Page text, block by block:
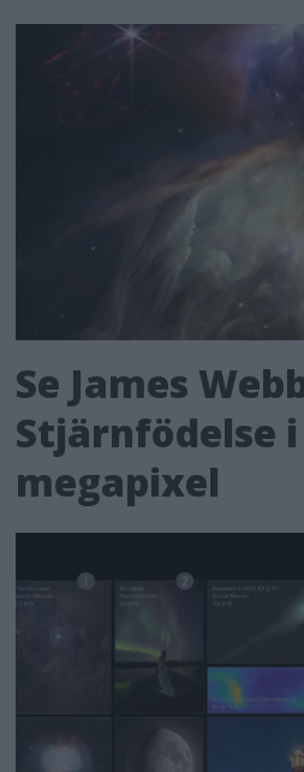
Se James
Stjärnfödelse i
megapixel